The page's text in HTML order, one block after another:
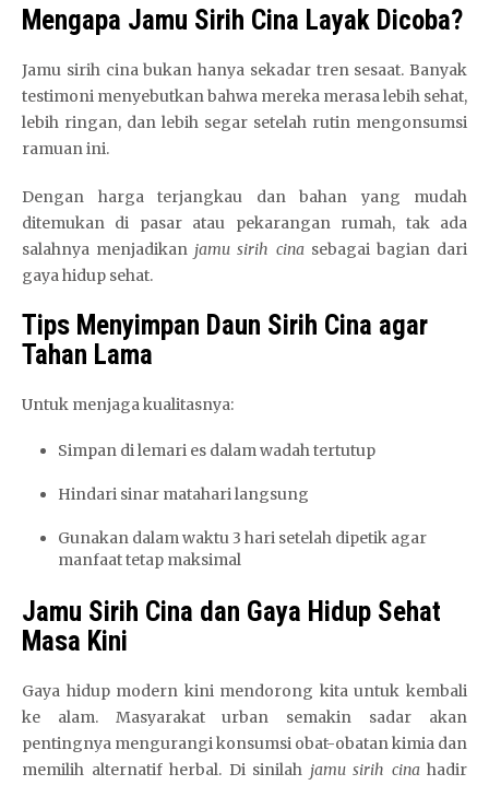
Mengapa Jamu Sirih Cina Layak Dicoba?
Jamu sirih cina bukan hanya sekadar tren sesaat. Banyak
testimoni menyebutkan bahwa mereka merasa lebih sehat,
lebih ringan, dan lebih segar setelah rutin mengonsumsi
ramuan ini.
Dengan harga terjangkau dan bahan yang mudah
ditemukan di pasar atau pekarangan rumah, tak ada
salahnya menjadikan jamu sirih cinasebagai bagian dari
gaya hidup sehat.
Tips Menyimpan Daun Sirih Cina agar
Tahan Lama
Untuk menjaga kualitasnya:
Simpan di lemari es dalam wadah tertutup
Hindari sinar matahari langsung
Gunakan dalam waktu 3 hari setelah dipetik agar
manfaat tetap maksimal
Jamu Sirih Cina dan Gaya Hidup Sehat
Masa Kini
Gaya hidup modern kini mendorong kita untuk kembali
ke alam. Masyarakat urban semakin sadar akan
pentingnya mengurangi konsumsi obat-obatan kimia dan
memilih alternatif herbal. Di sinilah jamu sirih cinahadir